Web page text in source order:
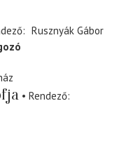
Rusznyák Gábor
Rendező